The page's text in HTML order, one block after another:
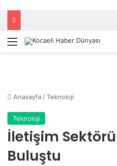
Menü
Anasayfa /Teknoloji
Teknoloji
İletişim
Buluştu